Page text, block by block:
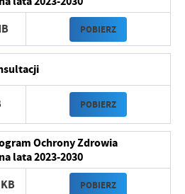
POBIERZ
POBIERZ
Ochrony Zdrowia
lata 2023-2030
POBIERZ